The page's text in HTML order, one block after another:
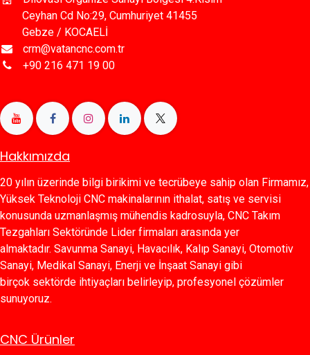
Ceyhan Cd No:29, Cumhuriyet 41455
Gebze / KOCAELİ
crm@vatancnc.com.tr
+90 216 471 19 00
Hakkımızda
20 yılın üzerinde bilgi birikimi ve tecrübeye sahip olan Firmamız,
Yüksek Teknoloji CNC makinalarının ithalat, satış ve servisi
konusunda uzmanlaşmış mühendis kadrosuyla, CNC Takım
Tezgahları Sektöründe Lider firmaları arasında yer
almaktadır. Savunma Sanayi, Havacılık, Kalıp Sanayi, Otomotiv
Sanayi, Medikal Sanayi, Enerji ve İnşaat Sanayi gibi
birçok sektörde ihtiyaçları belirleyip, profesyonel çözümler
sunuyoruz.
CNC Ürünler